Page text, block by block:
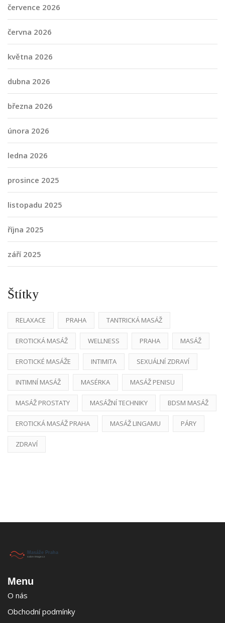
července 2026
června 2026
května 2026
dubna 2026
března 2026
února 2026
ledna 2026
prosince 2025
listopadu 2025
října 2025
září 2025
Štítky
RELAXACE PRAHA TANTRICKÁ MASÁŽ
EROTICKÁ MASÁŽ WELLNESS PRAHA MASÁŽ
EROTICKÉ MASÁŽE INTIMITA SEXUÁLNÍ ZDRAVÍ
INTIMNÍ MASÁŽ MASÉRKA MASÁŽ PENISU
MASÁŽ PROSTATY MASÁŽNÍ TECHNIKY BDSM MASÁŽ
EROTICKÁ MASÁŽ PRAHA MASÁŽ LINGAMU PÁRY
ZDRAVÍ
Menu
O nás
Obchodní podmínky